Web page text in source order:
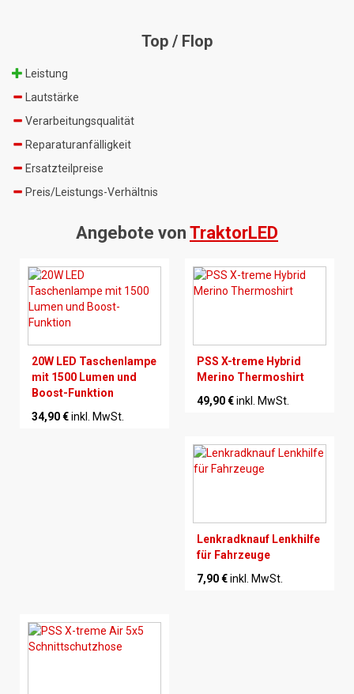
Top / Flop
Leistung
Lautstärke
Verarbeitungsqualität
Reparaturanfälligkeit
Ersatzteilpreise
Preis/Leistungs-Verhältnis
Angebote von TraktorLED
20W LED Taschenlampe
mit 1500 Lumen und
Boost-Funktion
34,90 €inkl. MwSt.
PSS X-treme Hybrid
Merino Thermoshirt
49,90 €inkl. MwSt.
Lenkradknauf Lenkhilfe
für Fahrzeuge
7,90 €inkl. MwSt.